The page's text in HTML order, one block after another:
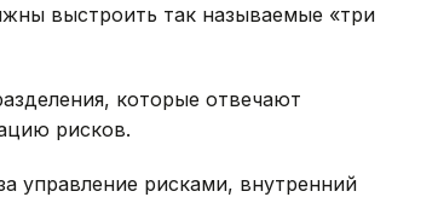
выстроить так называемые «три
которые отвечают
рисков.
управление рисками, внутренний